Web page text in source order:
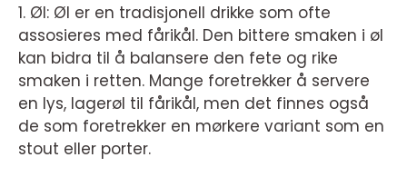
1. Øl: Øl er en tradisjonell drikke som ofte
assosieres med fårikål. Den bittere smaken i øl
kan bidra til å balansere den fete og rike
smaken i retten. Mange foretrekker å servere
en lys, lagerøl til fårikål, men det finnes også
de som foretrekker en mørkere variant som en
stout eller porter.